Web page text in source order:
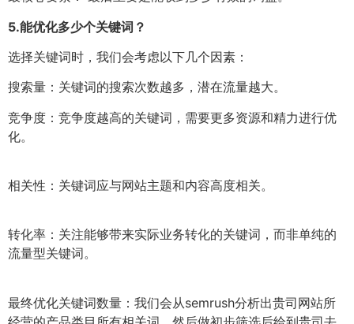
5.能优化多少个关键词？
选择关键词时，我们会考虑以下几个因素：
搜索量：关键词的搜索次数越多，潜在流量越大。
竞争度：竞争度越高的关键词，需要更多资源和精力进行优
化。
相关性：关键词应与网站主题和内容高度相关。
转化率：关注能够带来实际业务转化的关键词，而非单纯的
流量型关键词。
最终优化关键词数量：我们会从semrush分析出贵司网站所